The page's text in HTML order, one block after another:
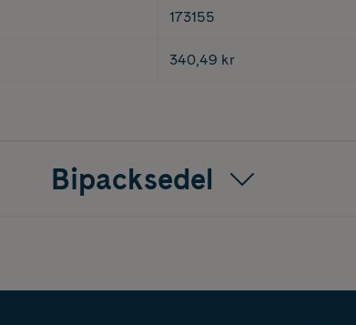
173155
340,49 kr
Bipacksedel